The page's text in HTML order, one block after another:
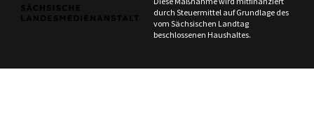
durch Steuermittel auf Grundlage des
vom Sächsischen Landtag
beschlossenen Haushaltes.